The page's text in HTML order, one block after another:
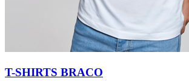
T-SHIRTS BRACO